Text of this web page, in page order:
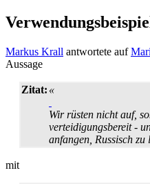
Markus Krall antwortete auf
Aussage
Zitat: «
Wir rüsten nicht auf,
verteidigungsbereit -
anfangen, Russisch zu
mit